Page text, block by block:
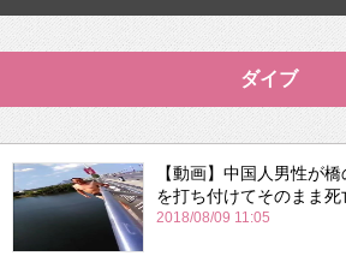
ダイブ
【動画】中国人男性が
を打ち付けてそのまま死
2018/08/09 11:05